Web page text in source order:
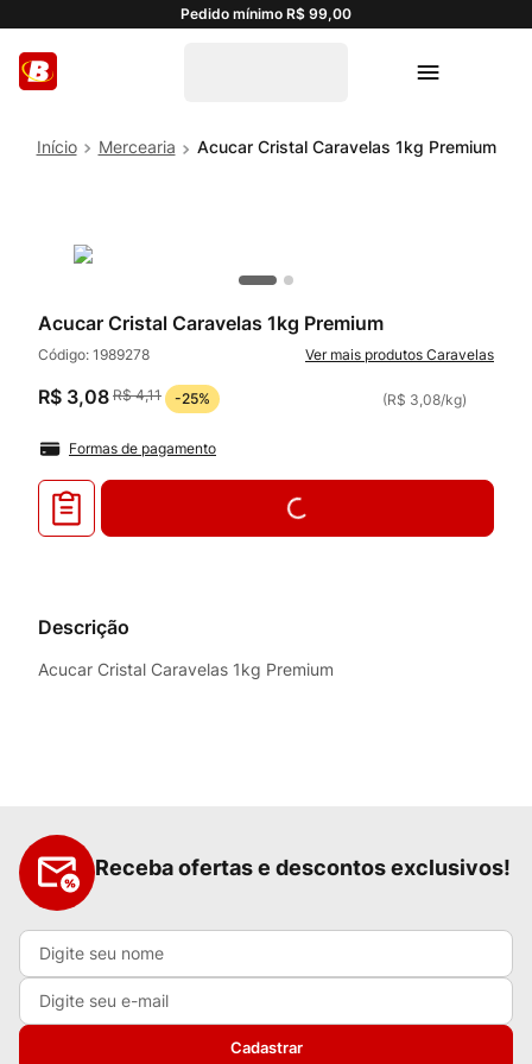
Pedido mínimo R$ 99,00
Mercearia Acucar Cristal Caravelas 1kg Premium
Acucar Cristal Caravelas 1kg Premium
Código: 1989278 Caravelas
R$ 3,08 R$ 4,11 -25% (R$ 3,08/kg)
Formas de pagamento
Descrição
Acucar Cristal Caravelas 1kg Premium
Receba ofertas e descontos exclusivos!
Cadastrar